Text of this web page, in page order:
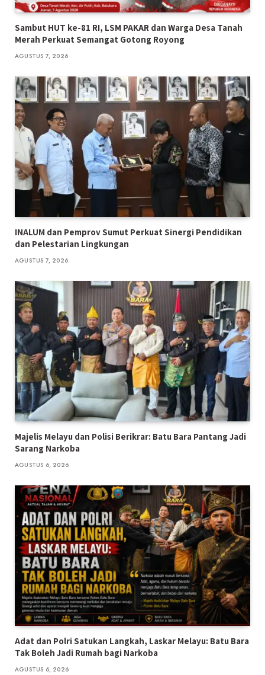
Sambut HUT ke-81 RI, LSM PAKAR dan Warga Desa Tanah
Merah Perkuat Semangat Gotong Royong
AGUSTUS 7, 2026
INALUM dan Pemprov Sumut Perkuat Sinergi Pendidikan
dan Pelestarian Lingkungan
AGUSTUS 7, 2026
Majelis Melayu dan Polisi Berikrar: Batu Bara Pantang Jadi
Sarang Narkoba
AGUSTUS 6, 2026
Adat dan Polri Satukan Langkah, Laskar Melayu: Batu Bara
Tak Boleh Jadi Rumah bagi Narkoba
AGUSTUS 6, 2026